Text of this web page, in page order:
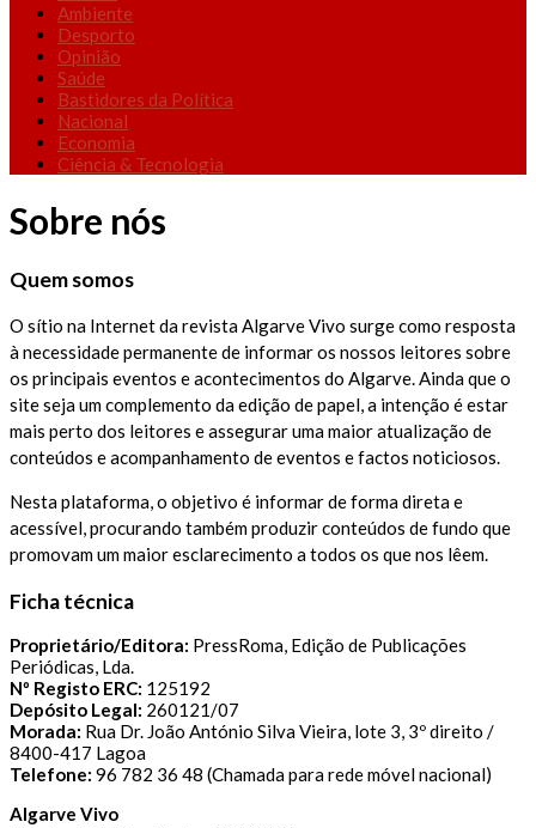
Ambiente
Desporto
Opinião
Saúde
Bastidores da Política
Nacional
Economia
Ciência & Tecnologia
Sobre nós
Quem somos
O sítio na Internet da revista Algarve Vivo surge como resposta
à necessidade permanente de informar os nossos leitores sobre
os principais eventos e acontecimentos do Algarve. Ainda que o
site seja um complemento da edição de papel, a intenção é estar
mais perto dos leitores e assegurar uma maior atualização de
conteúdos e acompanhamento de eventos e factos noticiosos.
Nesta plataforma, o objetivo é informar de forma direta e
acessível, procurando também produzir conteúdos de fundo que
promovam um maior esclarecimento a todos os que nos lêem.
Ficha técnica
Proprietário/Editora: PressRoma, Edição de Publicações
Periódicas, Lda.
Nº Registo ERC: 125192
Depósito Legal: 260121/07
Morada: Rua Dr. João António Silva Vieira, lote 3, 3º direito /
8400-417 Lagoa
Telefone: 96 782 36 48 (Chamada para rede móvel nacional)
Algarve Vivo